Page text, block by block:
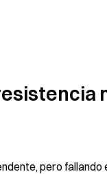
pero fallando